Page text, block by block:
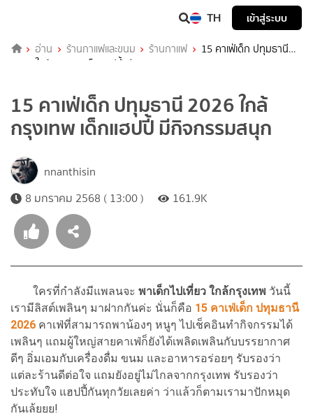
TH เข้าสู่ระบบ
อ่าน ร้านกาแฟและขนม ร้านกาแฟ
15 คาเฟ่เด็ก ปทุมธานี
2026 ใกล้กรุงเทพ เด็กแฮปปี้ มีกิจกรรมสนุก
15 คาเฟ่เด็ก ปทุมธานี 2026 ใกล้
กรุงเทพ เด็กแฮปปี้ มีกิจกรรมสนุก
nnanthisin
8 มกราคม 2568 ( 13:00 )
161.9K
ใครที่กำลังมีแพลนจะ พาเด็กไปเที่ยว ใกล้กรุงเทพ วันนี้
เรามีลิสต์เพลินๆ มาฝากกันค่ะ นั่นก็คือ 15 คาเฟ่เด็ก ปทุมธานี
2026 คาเฟ่ที่สามารถพาน้องๆ หนูๆ ไปเช็คอินทำกิจกรรมได้
เพลินๆ แถมผู้ใหญ่สายคาเฟ่ก็ยังได้เพลิดเพลินกับบรรยากาศ
ดีๆ อิ่มเอมกับเครื่องดื่ม ขนม และอาหารอร่อยๆ รับรองว่า
แต่ละร้านดีต่อใจ แถมยังอยู่ไม่ไกลจากกรุงเทพ รับรองว่า
ประทับใจ แฮปปี้กันทุกวัยเลยค่า ว่าแล้วก็ตามเรามาปักหมุด
กันเล้ยยย!